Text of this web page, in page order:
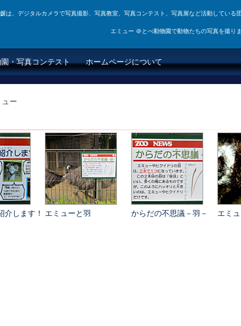
は、デジタルカメラで写真撮影、写真教室、写真コンテスト、写真展など活動している団
エミュー ＠とべ動物園で動物たちの写真を撮り
・写真コンテスト ホームページについて
ー
介します！ エミューと羽 からだの不思議－羽－ エミ